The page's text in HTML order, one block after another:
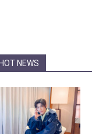
HOT NEWS